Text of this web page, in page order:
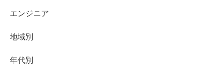
エンジニア
地域別
年代別